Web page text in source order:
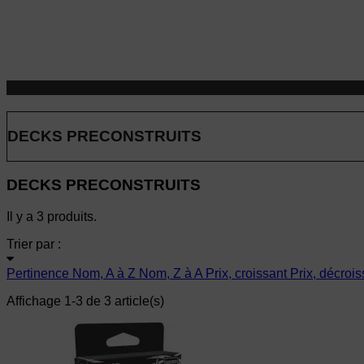
DECKS PRECONSTRUITS
DECKS PRECONSTRUITS
Il y a 3 produits.
Trier par :
Pertinence Nom, A à Z Nom, Z à A Prix, croissant Prix,
Affichage 1-3 de 3 article(s)